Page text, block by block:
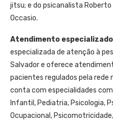
jitsu; e do psicanalista
Occasio.
Atendimento especializado
especializada de atenção à
Salvador e oferece
pacientes regulados pela rede
conta com especialidades
Infantil, Pediatria, Psicologia,
Ocupacional,